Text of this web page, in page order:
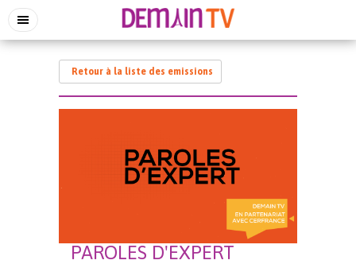
Retour à la liste des emissions
PAROLES D'EXPERT